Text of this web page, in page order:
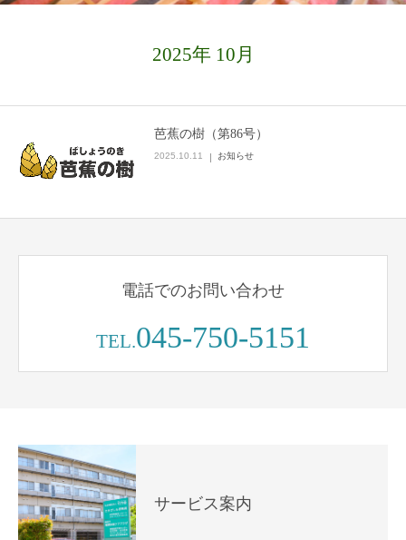
2025年 10月
芭蕉の樹（第86号）
2025.10.11 お知らせ
電話でのお問い合わせ
TEL.045-750-5151
サービス案内